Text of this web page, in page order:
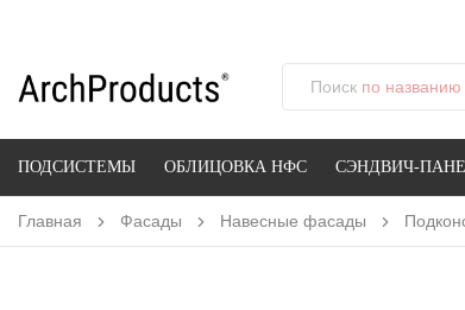
Поиск по
ПОДСИСТЕМЫ ОБЛИЦОВКА НФС СЭНДВИЧ-
Главная Фасады Навесные фасады